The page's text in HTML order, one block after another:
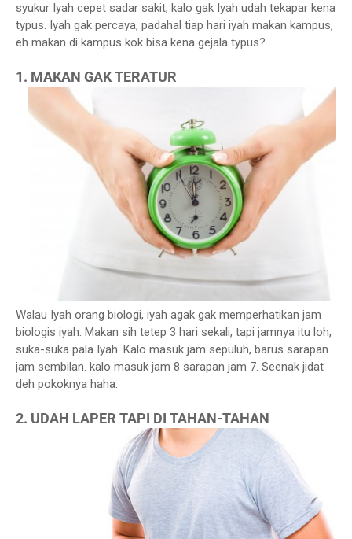
syukur Iyah cepet sadar sakit, kalo gak Iyah udah tekapar kena
typus. Iyah gak percaya, padahal tiap hari iyah makan kampus,
eh makan di kampus kok bisa kena gejala typus?
1. MAKAN GAK TERATUR
Walau Iyah orang biologi, iyah agak gak memperhatikan jam
biologis iyah. Makan sih tetep 3 hari sekali, tapi jamnya itu loh,
suka-suka pala Iyah. Kalo masuk jam sepuluh, barus sarapan
jam sembilan. kalo masuk jam 8 sarapan jam 7. Seenak jidat
deh pokoknya haha.
2. UDAH LAPER TAPI DI TAHAN-TAHAN